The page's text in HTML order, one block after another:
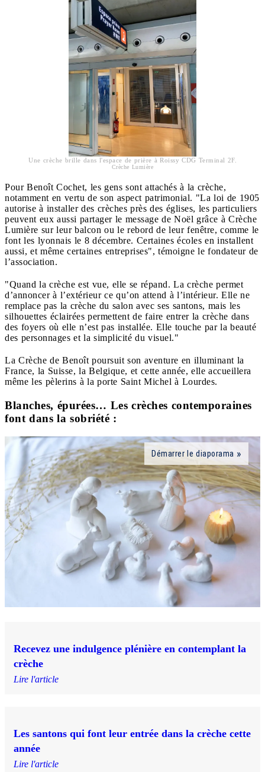
Une crèche brille dans l'espace de prière à Roissy CDG Terminal 2F.
Crèche Lumière
Pour Benoît Cochet, les gens sont attachés à la crèche,
notamment en vertu de son aspect patrimonial. "La loi de 1905
autorise à installer des crèches près des églises, les particuliers
peuvent eux aussi partager le message de Noël grâce à Crèche
Lumière sur leur balcon ou le rebord de leur fenêtre, comme le
font les lyonnais le 8 décembre. Certaines écoles en installent
aussi, et même certaines entreprises", témoigne le fondateur de
l’association.
"Quand la crèche est vue, elle se répand. La crèche permet
d’annoncer à l’extérieur ce qu’on attend à l’intérieur. Elle ne
remplace pas la crèche du salon avec ses santons, mais les
silhouettes éclairées permettent de faire entrer la crèche dans
des foyers où elle n’est pas installée. Elle touche par la beauté
des personnages et la simplicité du visuel."
La Crèche de Benoît poursuit son aventure en illuminant la
France, la Suisse, la Belgique, et cette année, elle accueillera
même les pèlerins à la porte Saint Michel à Lourdes.
Blanches, épurées… Les crèches contemporaines
font dans la sobriété :
Démarrer le diaporama
Recevez une indulgence plénière en contemplant la
crèche
Lire l'article
Les santons qui font leur entrée dans la crèche cette
année
Lire l'article